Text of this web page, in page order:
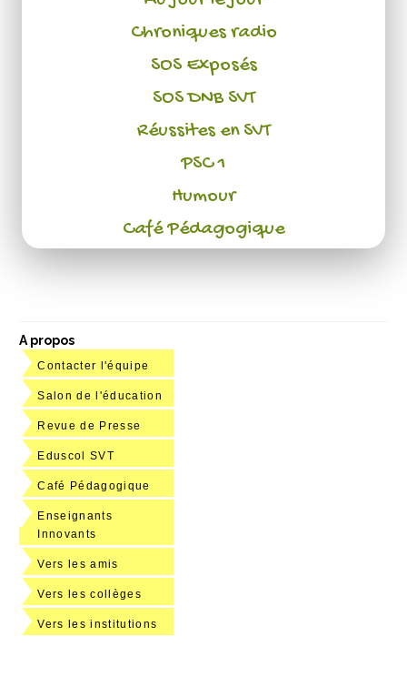
Chroniques radio
SOS Exposés
SOS DNB SVT
Réussites en SVT
PSC 1
Humour
Café Pédagogique
A propos
Contacter l'équipe
Salon de l'éducation
Revue de Presse
Eduscol SVT
Café Pédagogique
Enseignants
Innovants
Vers les amis
Vers les collèges
Vers les institutions